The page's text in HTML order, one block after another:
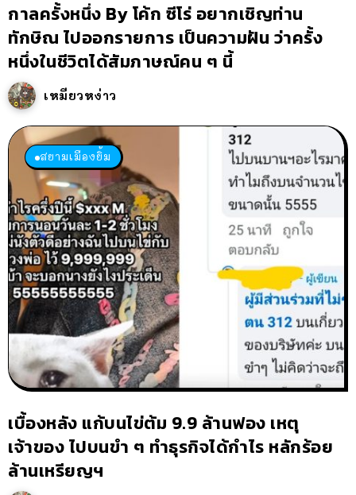
กาลครั้งหนึ่ง By โค้ก ซีโร่ อยากเชิญท่าน
ทักษิณ ไปออกรายการ เป็นความฝัน ว่าครั้ง
หนึ่งในชีวิตได้สัมภาษณ์คน ๆ นี้
เหมียวหง่าว
สยามเมืองยิ้ม
เบื้องหลัง แก้บนไข่ต้ม 9.9 ล้านฟอง เหตุ
เจ้าของ ไปบนขำ ๆ ทำธุรกิจได้กำไร หลักร้อย
ล้านเหรียญฯ